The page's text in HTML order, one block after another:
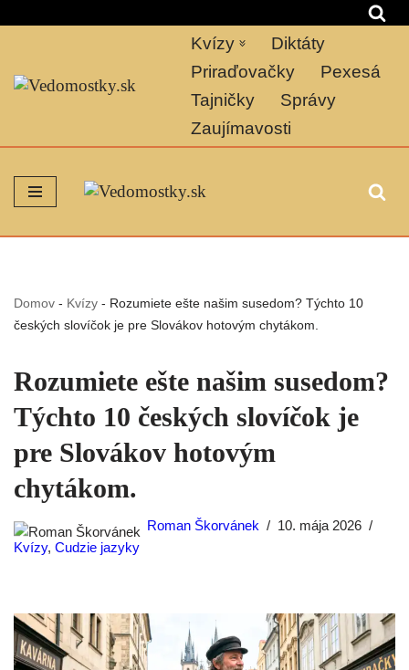
na
obsah
Kvízy
Diktáty
Priraďovačky
Pexesá
Tajničky
Správy
Zaujímavosti
Domov - Kvízy - Rozumiete ešte našim susedom? Týchto 10
českých slovíčok je pre Slovákov hotovým chytákom.
Rozumiete ešte našim susedom?
Týchto 10 českých slovíčok je
pre Slovákov hotovým
chytákom.
Roman Škorvánek
10. mája 2026
Kvízy, Cudzie jazyky